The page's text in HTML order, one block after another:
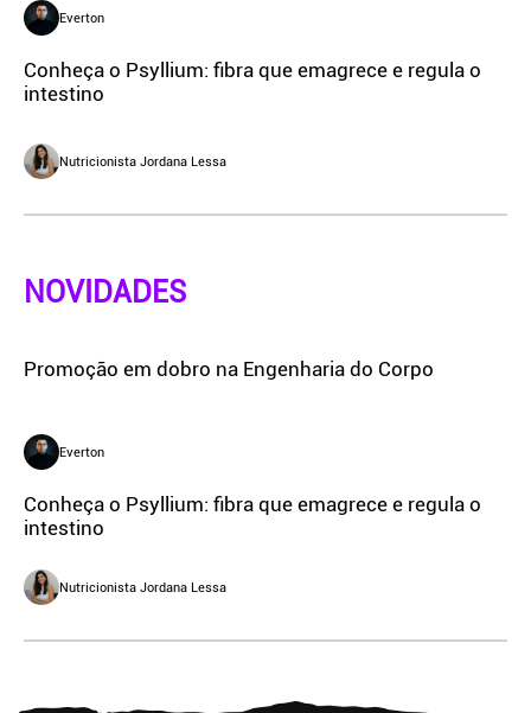
Everton
Conheça o Psyllium: fibra que emagrece e regula o
intestino
Nutricionista Jordana Lessa
NOVIDADES
Promoção em dobro na Engenharia do Corpo
Everton
Conheça o Psyllium: fibra que emagrece e regula o
intestino
Nutricionista Jordana Lessa